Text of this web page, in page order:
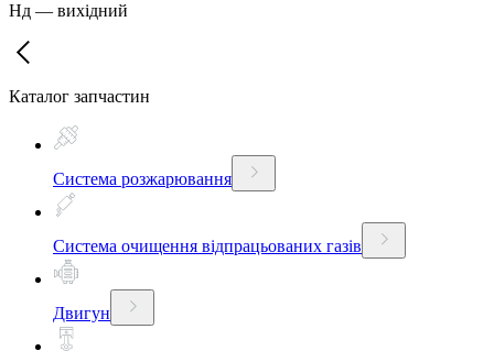
Нд — вихідний
Каталог запчастин
Система розжарювання
Система очищення відпрацьованих газів
Двигун